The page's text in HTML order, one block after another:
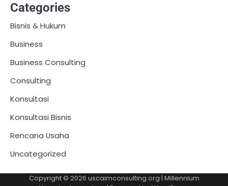
Categories
Bisnis & Hukum
Business
Business Consulting
Consulting
Konsultasi
Konsultasi Bisnis
Rencana Usaha
Uncategorized
Copyright © 2026 uscaimconsulting.org | Millennium